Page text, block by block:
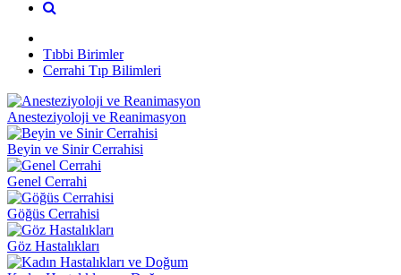
Tıbbi Birimler
Cerrahi Tıp Bilimleri
Anesteziyoloji ve Reanimasyon
Beyin ve Sinir Cerrahisi
Genel Cerrahi
Göğüs Cerrahisi
Göz Hastalıkları